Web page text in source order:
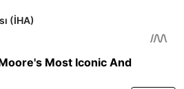
(İHA)